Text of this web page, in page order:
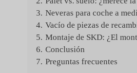
3. Neveras para coche a
4. Vacío de piezas de
5. Montaje de SKD: ¿El
6. Conclusión
7. Preguntas frecuentes